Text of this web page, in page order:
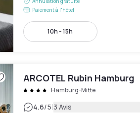
Paiement à l'hôtel
10h - 15h
ARCOTEL Rubin Hamburg
Hamburg-Mitte
4.6/5|3 Avis